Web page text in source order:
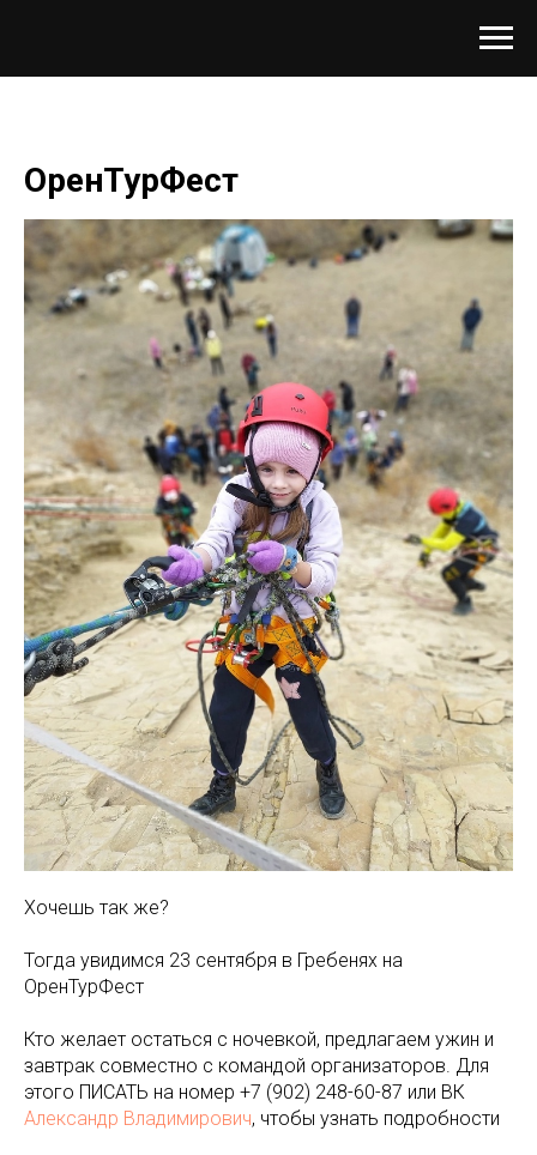
ОренТурФест
Хочешь так же?
Тогда увидимся 23 сентября в Гребенях на
ОренТурФест
Кто желает остаться с ночевкой, предлагаем ужин и
завтрак совместно с командой организаторов. Для
этого ПИСАТЬ на номер +7 (902) 248-60-87 или ВК
Александр Владимирович, чтобы узнать подробности